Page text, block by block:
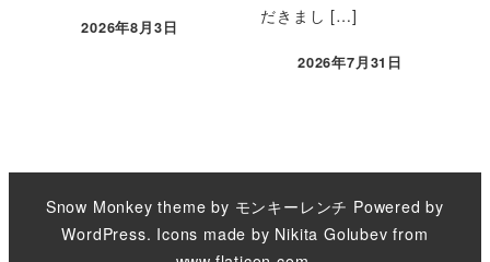
2026年8月3日
だきまし […]
2026年7月31日
Snow Monkey theme by モンキーレンチ Powered by
WordPress. Icons made by Nikita Golubev from